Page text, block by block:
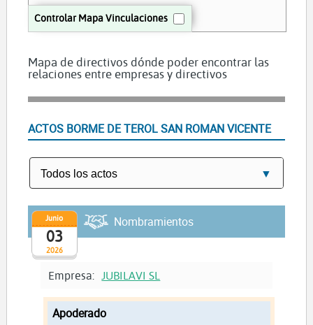
Controlar Mapa Vinculaciones
Mapa de directivos dónde poder encontrar las
relaciones entre empresas y directivos
ACTOS BORME DE TEROL SAN ROMAN VICENTE
2026
Junio
03
Nombramientos
Empresa: JUBILAVI SL
Apoderado